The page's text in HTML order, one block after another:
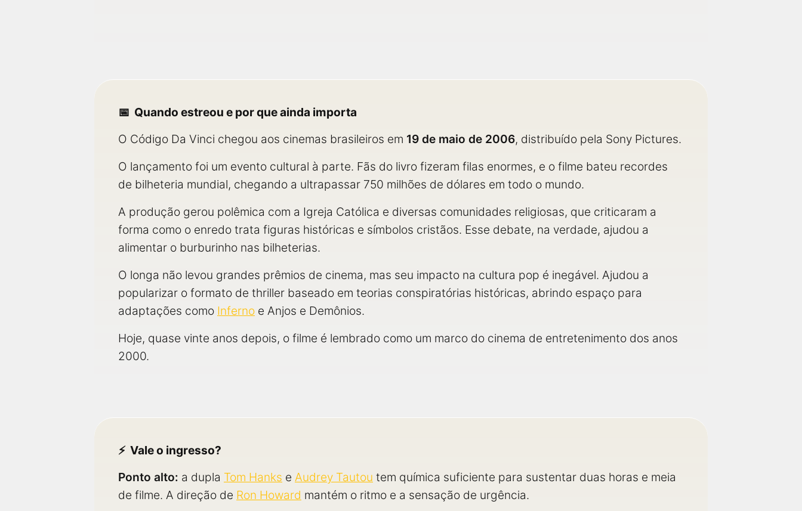
Quando estreou e por que ainda importa
O Código Da Vinci chegou aos cinemas brasileiros em 19 de maio de 2006, distribuído pela Sony Pictures.
O lançamento foi um evento cultural à parte. Fãs do livro fizeram filas enormes, e o filme bateu recordes
de bilheteria mundial, chegando a ultrapassar 750 milhões de dólares em todo o mundo.
A produção gerou polêmica com a Igreja Católica e diversas comunidades religiosas, que criticaram a
forma como o enredo trata figuras históricas e símbolos cristãos. Esse debate, na verdade, ajudou a
alimentar o burburinho nas bilheterias.
O longa não levou grandes prêmios de cinema, mas seu impacto na cultura pop é inegável. Ajudou a
popularizar o formato de thriller baseado em teorias conspiratórias históricas, abrindo espaço para
adaptações como Inferno e Anjos e Demônios.
Hoje, quase vinte anos depois, o filme é lembrado como um marco do cinema de entretenimento dos anos
2000.
Vale o ingresso?
Ponto alto: a dupla Tom Hanks e Audrey Tautou tem química suficiente para sustentar duas horas e meia
de filme. A direção de Ron Howard mantém o ritmo e a sensação de urgência.